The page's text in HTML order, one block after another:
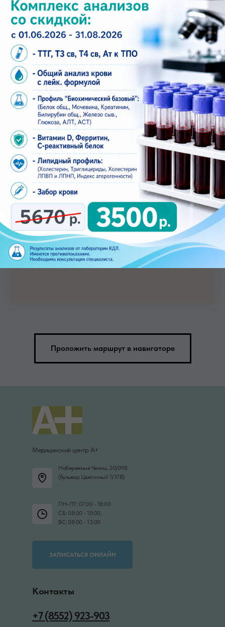
Контакты
+7 (8552) 923 - 903
+7 (8552) 920 - 010
aplusmed@mail.ru
Набережные Челны, 20/09В
(бульвар Цветочный 7/37В)
Проложить маршрут в навигаторе
Медицинский центр А+
Набережные Челны, 20/09В
(бульвар Цветочный 7/37В)
ПН-ПТ: 07:00 - 18:00
СБ: 08:00 - 18:00,
ВС: 08:00 - 13:00
ЗАПИСАТЬСЯ ОНЛАЙН
Контакты
+7 (8552) 923-903